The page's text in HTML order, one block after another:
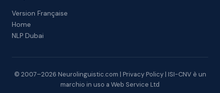
Version Française
Home
NLP Dubai
© 2007–2026 Neurolinguistic.com | Privacy Policy| ISI-CNV è un
marchio in uso a Web Service Ltd